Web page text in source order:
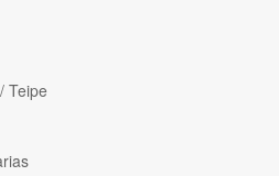
Teipe